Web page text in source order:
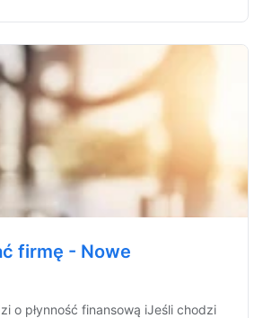
firmę - Nowe
o płynność finansową iJeśli chodzi